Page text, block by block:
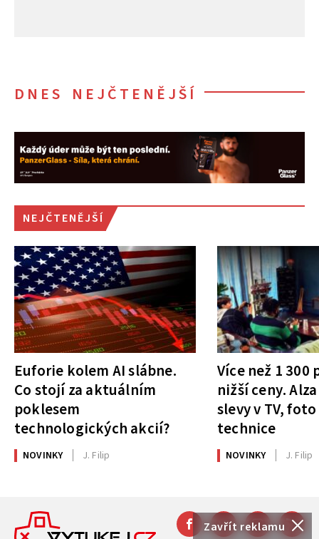
Zavřít reklamu
DNES NEJČTENĚJŠÍ
NEJČTENĚJŠÍ
Euforie kolem AI slábne.
Co stojí za aktuálním
poklesem
technologických akcií?
NOVINKY J. Filip
Více než 1
nižší ceny.
slevy v TV,
technice
NOVINKY J. Filip